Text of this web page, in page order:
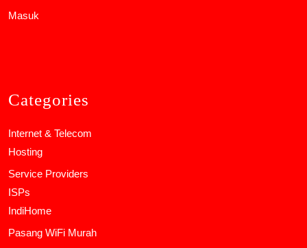
Masuk
Categories
Internet & Telecom
Hosting
Service Providers
ISPs
IndiHome
Pasang WiFi Murah